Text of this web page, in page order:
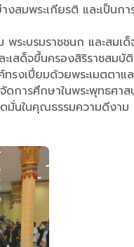
มพระเกียรติ และเป็นก
ระบรมราชชนก และสมเด็
สด็จขึ้นครองสิริราชสมบั
งเปี่ยมด้วยพระเมตตาแ
การศึกษาในพระพุทธศาส
มั่นในคุณธรรมความดีงา